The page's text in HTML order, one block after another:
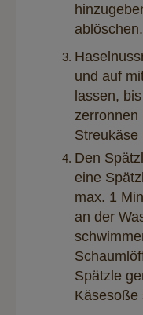
ablöschen.
und auf
lassen,
zerronnen
Streukäse
Den
eine
max. 1
an der
Spätzle
Käsesoße